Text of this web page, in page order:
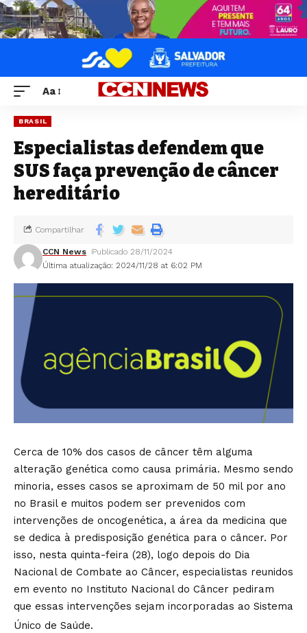
Aa
BRASIL
Especialistas defendem que
SUS faça prevenção de câncer
hereditário
Última atualização: 2024/11/28 at 6:02 PM
CCN News Publicado 28/11/2024
Compartilhar
Cerca de 10% dos casos de câncer têm alguma
alteração genética como causa primária. Mesmo sendo
minoria, esses casos se aproximam de 50 mil por ano
no Brasil e muitos podem ser prevenidos com
intervenções de oncogenética, a área da medicina que
se dedica à predisposição genética para o câncer. Por
isso, nesta quinta-feira (28), logo depois do Dia
Nacional de Combate ao Câncer, especialistas reunidos
em evento no Instituto Nacional do Câncer pediram
que essas intervenções sejam incorporadas ao Sistema
Único de Saúde.